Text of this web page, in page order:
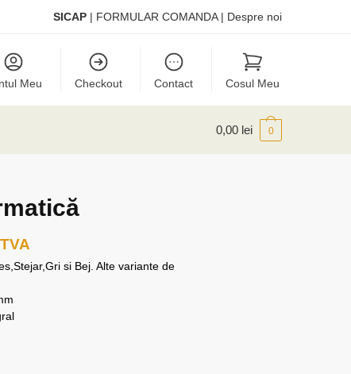
SICAP | FORMULAR COMANDA| Despre noi
Meu Checkout Contact Cosul Meu
0,00 lei 0
si Bej. Alte variante de